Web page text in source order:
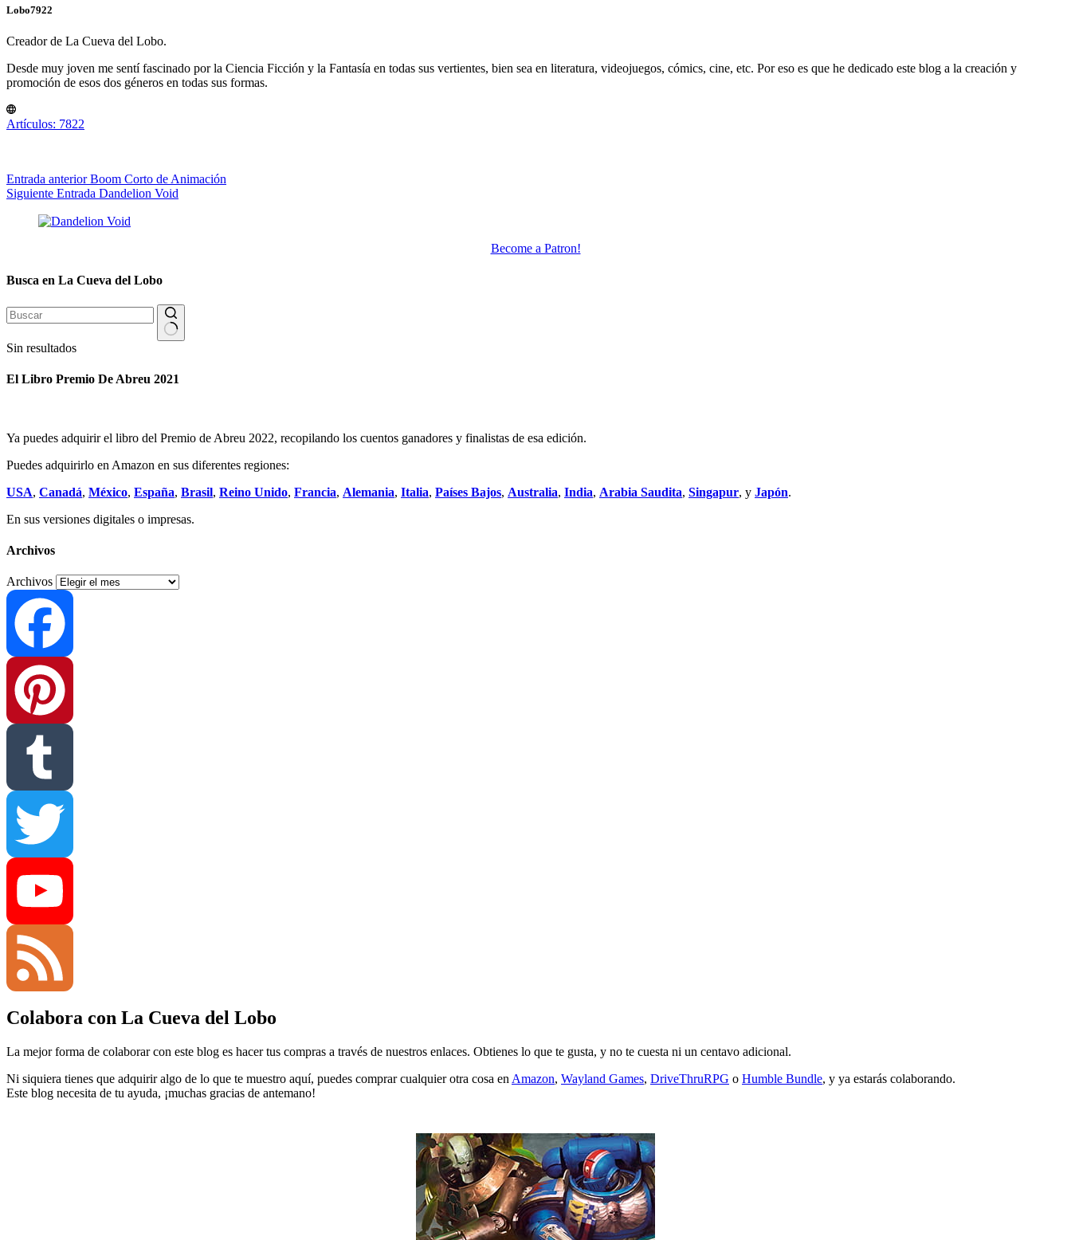
Lobo7922
Creador de La Cueva del Lobo.
Desde muy joven me sentí fascinado por la Ciencia Ficción y la Fantasía en todas sus vertientes, bien sea en literatura, videojuegos, cómics, cine, etc. Por eso es que he dedicado este blog a la creación y
promoción de esos dos géneros en todas sus formas.
Artículos: 7822
Entrada anteriorBoom Corto de Animación
Siguiente Entrada Dandelion Void
Become a Patron!
Busca en La Cueva del Lobo
Sin resultados
El Libro Premio De Abreu 2021
Ya puedes adquirir el libro del Premio de Abreu 2022, recopilando los cuentos ganadores y finalistas de esa edición.
Puedes adquirirlo en Amazon en sus diferentes regiones:
USA, Canadá, México, España, Brasil, Reino Unido, Francia, Alemania, Italia, Países Bajos, Australia, India, Arabia Saudita, Singapur, y Japón.
En sus versiones digitales o impresas.
Archivos
Archivos
Facebook
Pinterest
Tumblr
Twitter
YouTube
Channel
Feed
Colabora con La Cueva del Lobo
La mejor forma de colaborar con este blog es hacer tus compras a través de nuestros enlaces. Obtienes lo que te gusta, y no te cuesta ni un centavo adicional.
Ni siquiera tienes que adquirir algo de lo que te muestro aquí, puedes comprar cualquier otra cosa en Amazon, Wayland Games, DriveThruRPG o Humble Bundle, y ya estarás colaborando.
Este blog necesita de tu ayuda, ¡muchas gracias de antemano!